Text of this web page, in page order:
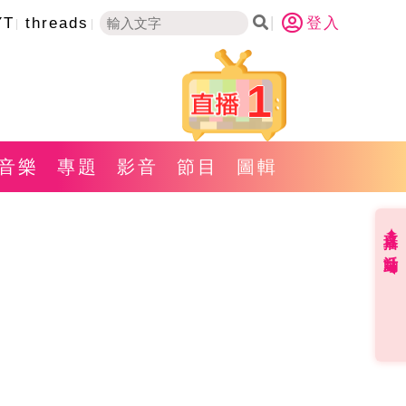
threads 登入
1
樂 專題 影音 節目 圖輯
直播✦活動